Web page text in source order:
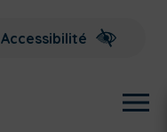
Accessibilité